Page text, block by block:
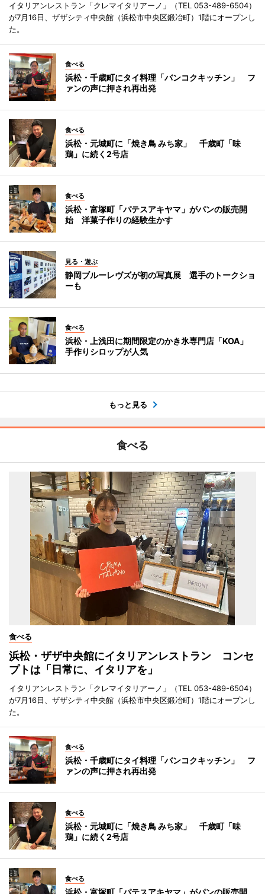
イタリアンレストラン「クレマイタリアーノ」（TEL 053-489-6504）
が7月16日、ザザシティ中央館（浜松市中央区鍛冶町）1階にオープンし
た。
食べる
浜松・千歳町にタイ料理「バンコクキッチン」 フ
ァンの声に押され再出発
食べる
浜松・元城町に「焼き鳥 みち家」 千歳町「味
鶏」に続く2号店
食べる
浜松・富塚町「パテスアキヤマ」がパンの販売開
始 洋菓子作りの経験生かす
見る・遊ぶ
静岡ブルーレヴズが初の写真展 選手のトークショ
ーも
食べる
浜松・上浅田に期間限定のかき氷専門店「KOA」
手作りシロップが人気
もっと見る
食べる
食べる
浜松・ザザ中央館にイタリアンレストラン コンセ
プトは「日常に、イタリアを」
イタリアンレストラン「クレマイタリアーノ」（TEL 053-489-6504）
が7月16日、ザザシティ中央館（浜松市中央区鍛冶町）1階にオープンし
た。
食べる
浜松・千歳町にタイ料理「バンコクキッチン」 フ
ァンの声に押され再出発
食べる
浜松・元城町に「焼き鳥 みち家」 千歳町「味
鶏」に続く2号店
食べる